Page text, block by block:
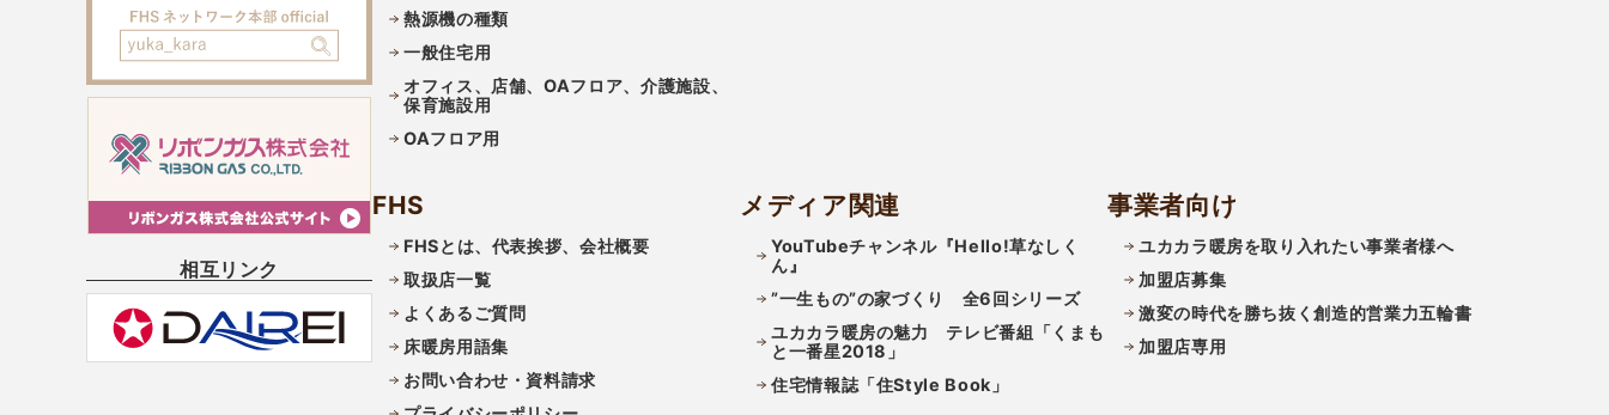
相互リンク
熱源機の種類
一般住宅用
オフィス、店舗、OAフロア、介護施設、
保育施設用
OAフロア用
FHS
FHSとは、代表挨拶、会社概要
取扱店一覧
よくあるご質問
床暖房用語集
お問い合わせ・資料請求
メディア関連
YouTubeチャンネル『Hello!草なしく
ん』
”一生もの”の家づくり 全6回シリーズ
ユカカラ暖房の魅力 テレビ番組「くまも
と一番星2018」
住宅情報誌「住Style Book」
事業者向け
ユカカラ暖房を取り入れたい事業者様へ
加盟店募集
激変の時代を勝ち抜く創造的営業力五輪書
加盟店専用